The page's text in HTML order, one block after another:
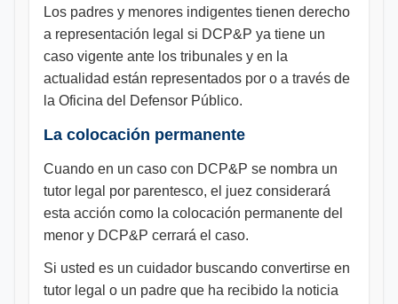
Los padres y menores indigentes tienen derecho
a representación legal si DCP&P ya tiene un
caso vigente ante los tribunales y en la
actualidad están representados por o a través de
la Oficina del Defensor Público.
La colocación permanente
Cuando en un caso con DCP&P se nombra un
tutor legal por parentesco, el juez considerará
esta acción como la colocación permanente del
menor y DCP&P cerrará el caso.
Si usted es un cuidador buscando convertirse en
tutor legal o un padre que ha recibido la noticia